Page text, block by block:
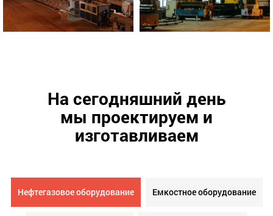
На сегодняшний день
мы проектируем и
изготавливаем
Нефтегазовое оборудование Емкостное оборудование